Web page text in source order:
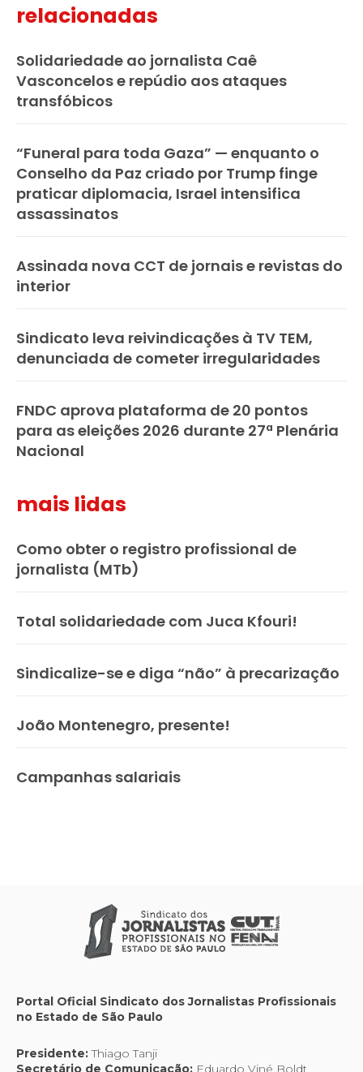
relacionadas
Solidariedade ao jornalista Caê
Vasconcelos e repúdio aos ataques
transfóbicos
“Funeral para toda Gaza” — enquanto o
Conselho da Paz criado por Trump finge
praticar diplomacia, Israel intensifica
assassinatos
Assinada nova CCT de jornais e revistas do
interior
Sindicato leva reivindicações à TV TEM,
denunciada de cometer irregularidades
FNDC aprova plataforma de 20 pontos
para as eleições 2026 durante 27ª Plenária
Nacional
mais lidas
Como obter o registro profissional de
jornalista (MTb)
Total solidariedade com Juca Kfouri!
Sindicalize-se e diga “não” à precarização
João Montenegro, presente!
Campanhas salariais
Portal Oficial Sindicato dos Jornalistas Profissionais
no Estado de São Paulo
Presidente:Thiago Tanji
Secretário de Comunicação: Eduardo Viné Boldt